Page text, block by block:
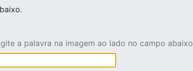
a palavra na imagem ao lado no campo abaixo